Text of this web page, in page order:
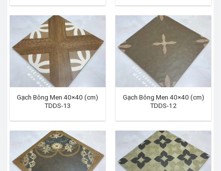
Gạch Bông Men 40×40 (cm)
TDDS-13
Gạch Bông Men 40×40 (cm)
TDDS-12